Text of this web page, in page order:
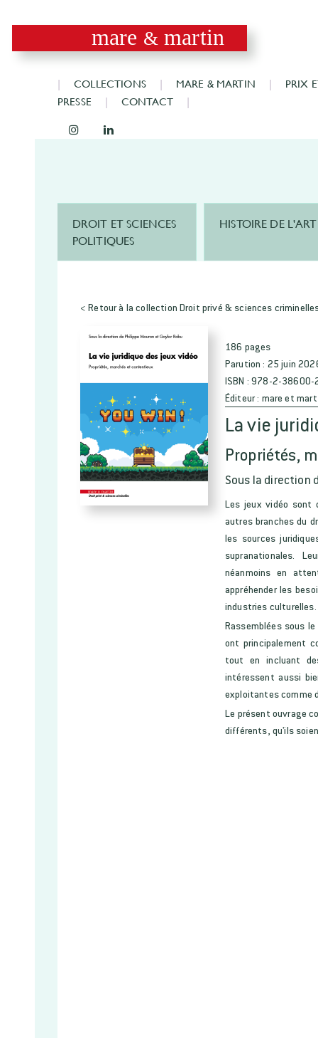
mare & martin
COLLECTIONS MARE & MARTIN
PRIX
PRESSE
CONTACT
DROIT ET SCIENCES
POLITIQUES
HISTOIRE DE L'ART
< Retour à la collection Droit privé & sciences
186 pages
Parution : 25 juin
ISBN : 978-2-38600-
Éditeur : mare et
La vie
Propriétés,
Sous la direction
Les jeux vidéo sont
autres branches du
les sources
supranationales.
néanmoins en
appréhender les
industries culturelles.
Rassemblées sous
ont principalement
tout en incluant
intéressent aussi
exploitantes comme
Le présent ouvrage
différents, qu'ils